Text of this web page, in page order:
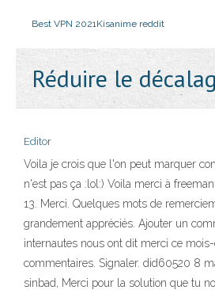
Best VPN 2021Kisanime reddit
Réduire le
Editor
Voila je crois que l'on peut marquer
n'est pas ça :lol:) Voila merci à
13. Merci. Quelques mots de
grandement appréciés. Ajouter un
internautes nous ont dit merci ce
commentaires. Signaler. did60520 8
sinbad, Merci pour la solution que tu